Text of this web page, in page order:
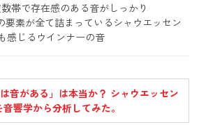
帯で存在感のある音がしっかり
要素が全て詰まっているシャウエッセン
感じるウインナーの音
は音がある」は本当か？ シャウエッセン
響学から分析してみた。